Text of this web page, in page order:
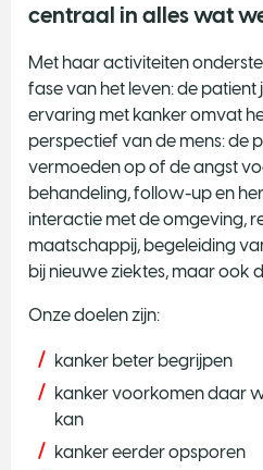
centraal in alles wat
Met haar activiteiten
fase van het leven: de patient
ervaring met kanker omvat
perspectief van de mens: de
vermoeden op of de angst
behandeling, follow-up en
interactie met de omgeving,
maatschappij, begeleiding
bij nieuwe ziektes, maar ook
Onze doelen zijn:
kanker beter begrijpen
kanker voorkomen daar
kan
kanker eerder opsporen